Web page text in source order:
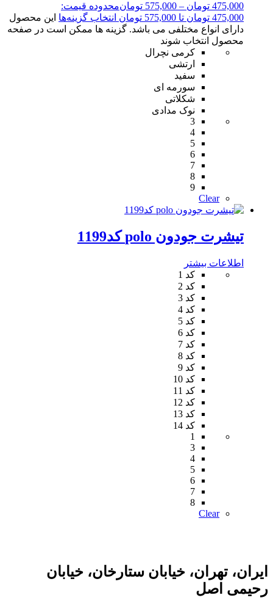
475,000 تومان –
575,000 تومانمحدوده قیمت:
475,000 تومان تا 575,000 تومان
انتخاب گزینه‌ها این محصول
دارای انواع مختلفی می باشد. گزینه ها ممکن است در صفحه
محصول انتخاب شوند
کرمی نچرال
ارتشی
سفید
سورمه ای
شکلاتی
نوک مدادی
3
4
5
6
7
8
9
Clear
تیشرت جودون polo کد1199
اطلاعات بیشتر
کد 1
کد 2
کد 3
کد 4
کد 5
کد 6
کد 7
کد 8
کد 9
کد 10
کد 11
کد 12
کد 13
کد 14
1
3
4
5
6
7
8
Clear
ایران، تهران، خیابان ستارخان، خیابان
رحیمی اصل